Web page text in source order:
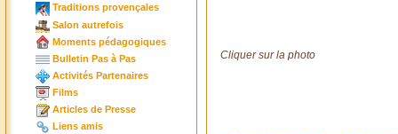
Traditions provençales
Salon autrefois
Moments pédagogiques
Bulletin Pas à Pas
Activités Partenaires
Films
Articles de Presse
Liens amis
Cliquer sur la photo